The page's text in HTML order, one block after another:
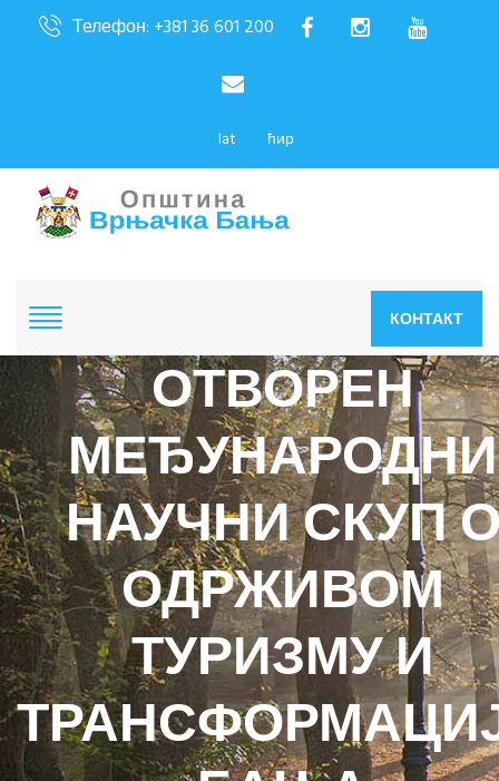
Телефон: +381 36 601 200
lat ћир
КОНТАКТ
ОТВОРЕН
МЕЂУНАРОДНИ
НАУЧНИ СКУП
ОДРЖИВОМ
ТУРИЗМУ И